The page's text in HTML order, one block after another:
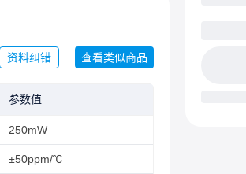
资料纠错 查看类似商品
参数值
250mW
±50ppm/℃